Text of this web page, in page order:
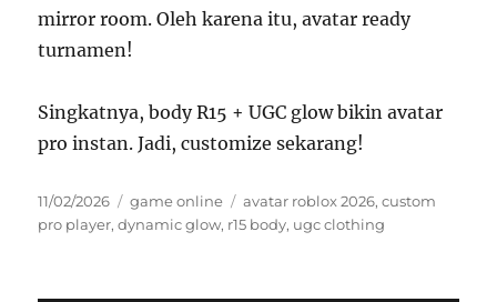
mirror room. Oleh karena itu, avatar ready
turnamen!
Singkatnya, body R15 + UGC glow bikin avatar
pro instan. Jadi, customize sekarang!
Posted
on
11/02/2026 Categories
game online Tags
avatar roblox 2026,custom
pro player,dynamic glow, r15 body, ugc clothing